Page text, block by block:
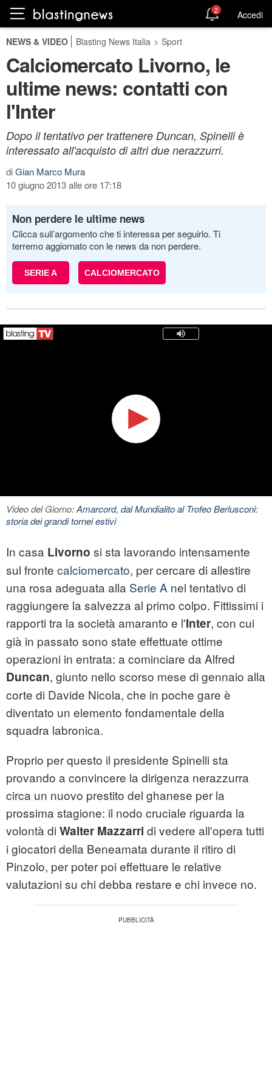
2 Accedi
NEWS & VIDEO Blasting News Italia > Sport
Calciomercato Livorno, le
ultime news: contatti con
l'Inter
Dopo il tentativo per trattenere Duncan, Spinelli è
interessato all'acquisto di altri due nerazzurri.
diGian Marco Mura
10 giugno 2013 alle ore 17:18
Non perdere le ultime news
Clicca sull’argomento che ti interessa per seguirlo. Ti
terremo aggiornato con le news da non perdere.
SERIE A CALCIOMERCATO
Video del Giorno:Amarcord, dal Mundialito al Trofeo Berlusconi:
storia dei grandi tornei estivi
In casa Livorno si sta lavorando intensamente
sul fronte calciomercato, per cercare di allestire
una rosa adeguata alla Serie A nel tentativo di
raggiungere la salvezza al primo colpo. Fittissimi i
rapporti tra la società amaranto e l'Inter, con cui
già in passato sono state effettuate ottime
operazioni in entrata: a cominciare da Alfred
Duncan, giunto nello scorso mese di gennaio alla
corte di Davide Nicola, che in poche gare è
diventato un elemento fondamentale della
squadra labronica.
Proprio per questo il presidente Spinelli sta
provando a convincere la dirigenza nerazzurra
circa un nuovo prestito del ghanese per la
prossima stagione: il nodo cruciale riguarda la
volontà di Walter Mazzarri di vedere all'opera tutti
i giocatori della Beneamata durante il ritiro di
Pinzolo, per poter poi effettuare le relative
valutazioni su chi debba restare e chi invece no.